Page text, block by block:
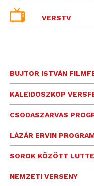
VERSTV
BUJTOR ISTVÁN
KALEIDOSZKOP
CSODASZARVAS
LÁZÁR ERVIN
SOROK KÖZÖTT
NEMZETI VERSENY